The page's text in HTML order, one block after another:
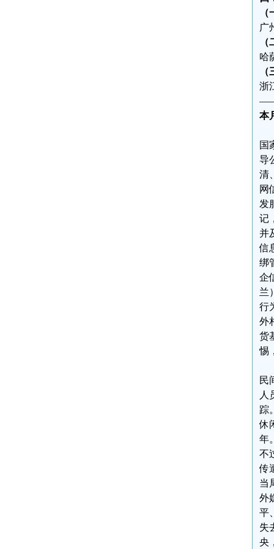
广
哈
浙
本
国
导
清
网
发
记
并
信
绑
企
兰
行
外
货
惕
民
人
踪
休
年
不
传
当
外
平
失
央